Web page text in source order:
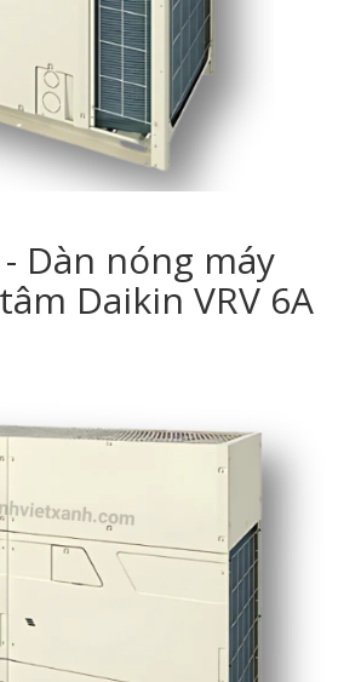
- Dàn nóng máy
Daikin VRV 6A